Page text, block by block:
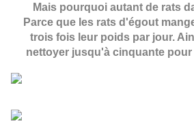
Mais pourquoi autant de rats
Parce que les rats d'égout
trois fois leur poids par jour.
nettoyer jusqu'à cinquante